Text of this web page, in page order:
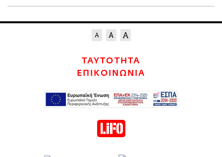
ΤΑΥΤΟΤΗΤΑ
ΕΠΙΚΟΙΝΩΝΙΑ